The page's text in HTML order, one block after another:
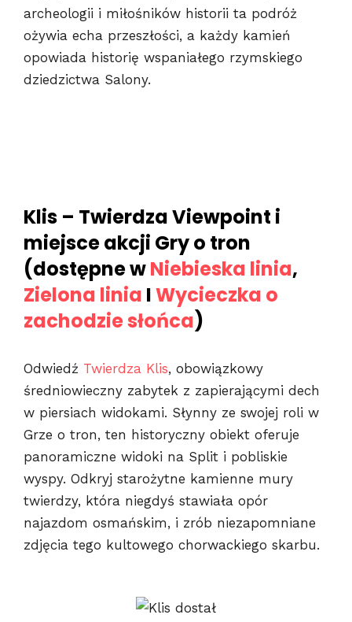
archeologii i miłośników historii ta podróż
ożywia echa przeszłości, a każdy kamień
opowiada historię wspaniałego rzymskiego
dziedzictwa Salony.
Klis – Twierdza Viewpoint i
miejsce akcji Gry o tron
(dostępne wNiebieska linia,
Zielona linia IWycieczka o
zachodzie słońca)
Odwiedź Twierdza Klis, obowiązkowy
średniowieczny zabytek z zapierającymi dech
w piersiach widokami. Słynny ze swojej roli w
Grze o tron, ten historyczny obiekt oferuje
panoramiczne widoki na Split i pobliskie
wyspy. Odkryj starożytne kamienne mury
twierdzy, która niegdyś stawiała opór
najazdom osmańskim, i zrób niezapomniane
zdjęcia tego kultowego chorwackiego skarbu.